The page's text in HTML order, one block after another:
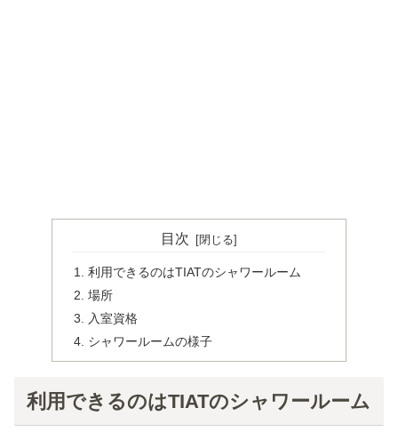
目次
利用できるのはTIATのシャワールーム
場所
入室資格
シャワールームの様子
利用できるのはTIATのシャワールーム